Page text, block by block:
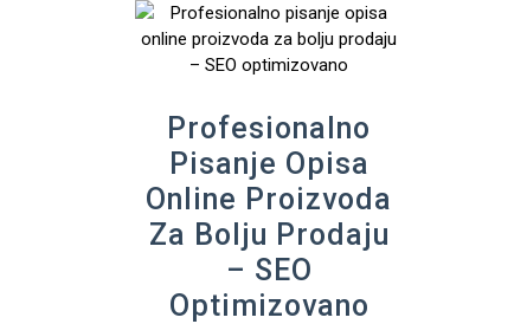
Profesionalno
Pisanje Opisa
Online Proizvoda
Za Bolju Prodaju
– SEO
Optimizovano